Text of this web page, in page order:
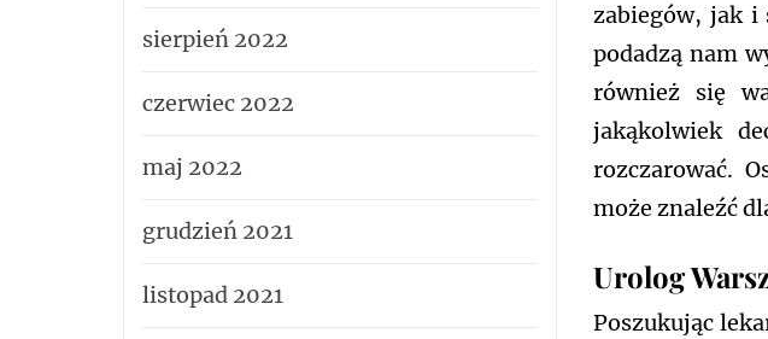
zabiegów, jak i
podadzą nam
również się
jakąkolwiek
rozczarować.
może znaleźć
Urolog
Poszukując
sierpień 2022
czerwiec 2022
maj 2022
grudzień 2021
listopad 2021